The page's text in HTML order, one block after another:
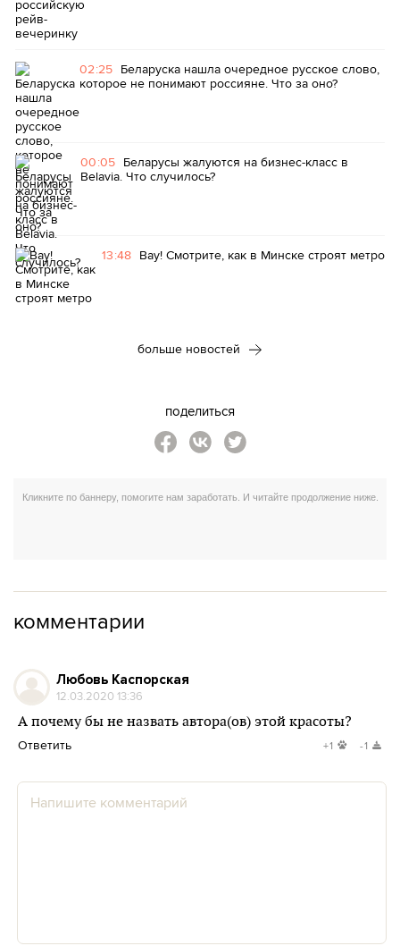
02:25 Беларуска нашла очередное русское слово,
которое не понимают россияне. Что за оно?
00:05 Беларусы жалуются на бизнес-класс в
Belavia. Что случилось?
13:48 Вау! Смотрите, как в Минске строят метро
больше новостей
поделиться
комментарии
Любовь Каспорская
12.03.2020 13:36
А почему бы не назвать автора(ов) этой красоты?
Ответить +1 -1